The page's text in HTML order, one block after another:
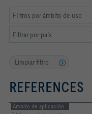
FIltros por ámbito de uso
Filtrar por país
Limpiar filtro
REFERENCES
Ámbito de aplicación